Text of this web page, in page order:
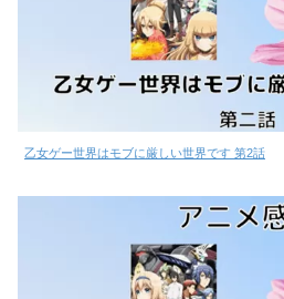
乙女ゲー世界はモブに厳しい世界です 第2話